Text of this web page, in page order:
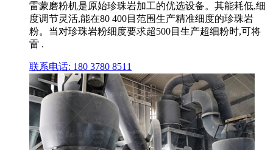
雷蒙磨粉机是原始珍珠岩加工的优选设备。其能耗低,细
度调节灵活,能在80 400目范围生产精准细度的珍珠岩
粉。当对珍珠岩粉细度要求超500目生产超细粉时,可将
雷 .
联系电话: 180 3780 8511